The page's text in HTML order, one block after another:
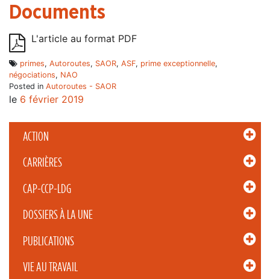
ACTION
CARRIÈRES
CAP-CCP-LDG
DOSSIERS À LA UNE
PUBLICATIONS
VIE AU TRAVAIL
Documents
L'article au format PDF
primes, Autoroutes, SAOR, ASF, prime exceptionnelle,
négociations, NAO
Posted in Autoroutes - SAOR
le 6 février 2019